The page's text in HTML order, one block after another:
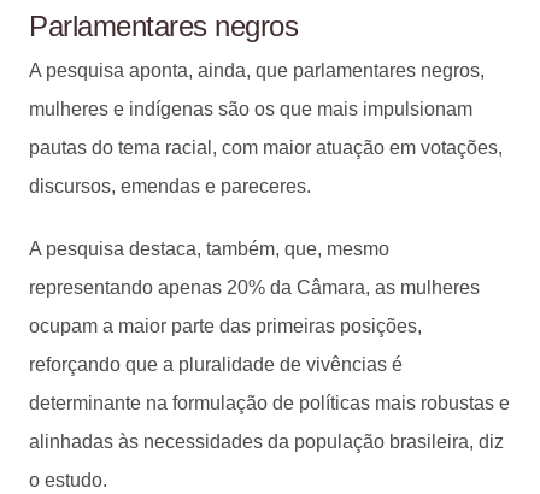
Parlamentares negros
A pesquisa aponta, ainda, que parlamentares negros,
mulheres e indígenas são os que mais impulsionam
pautas do tema racial, com maior atuação em votações,
discursos, emendas e pareceres.
A pesquisa destaca, também, que, mesmo
representando apenas 20% da Câmara, as mulheres
ocupam a maior parte das primeiras posições,
reforçando que a pluralidade de vivências é
determinante na formulação de políticas mais robustas e
alinhadas às necessidades da população brasileira, diz
o estudo.